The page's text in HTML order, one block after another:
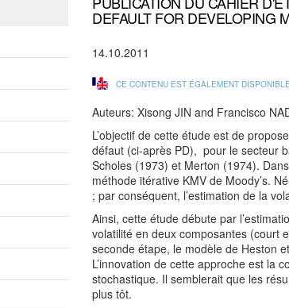
DEFAULT FOR DEVELOPING
14.10.2011
CE CONTENU EST ÉGALEMENT
Auteurs: Xisong JIN and Francisco
L’objectif de cette étude est de
défaut (ci-après PD), pour le secteur
Scholes (1973) et Merton (1974).
méthode itérative KMV de Moody’s.
; par conséquent, l’estimation de la
Ainsi, cette étude débute par
volatilité en deux composantes (court
seconde étape, le modèle de Heston
L’innovation de cette approche est la
stochastique. Il semblerait que les
plus tôt.